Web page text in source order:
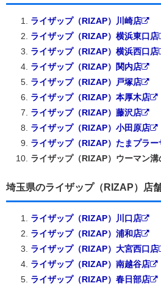
ライザップ（RIZAP）川崎店
ライザップ（RIZAP）横浜東口店
ライザップ（RIZAP）横浜西口店
ライザップ（RIZAP）関内店
ライザップ（RIZAP）戸塚店
ライザップ（RIZAP）本厚木店
ライザップ（RIZAP）藤沢店
ライザップ（RIZAP）小田原店
ライザップ（RIZAP）たまプラー
ライザップ（RIZAP）ウーマン溝
埼玉県のライザップ（RIZAP）店
ライザップ（RIZAP）川口店
ライザップ（RIZAP）浦和店
ライザップ（RIZAP）大宮西口店
ライザップ（RIZAP）南越谷店
ライザップ（RIZAP）春日部店